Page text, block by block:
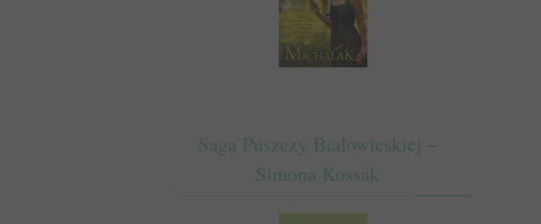
Saga Puszczy Białowieskiej –
Simona Kossak